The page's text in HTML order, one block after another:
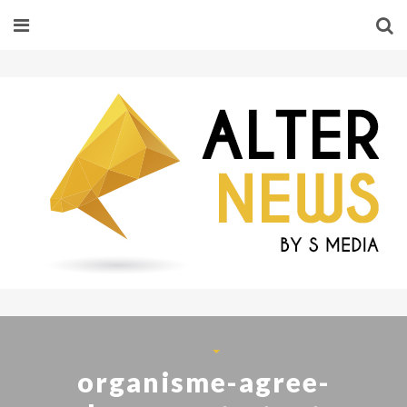
organisme-agree-